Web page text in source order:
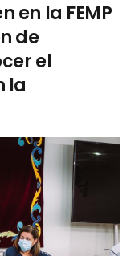
en la FEMP
de
el
la